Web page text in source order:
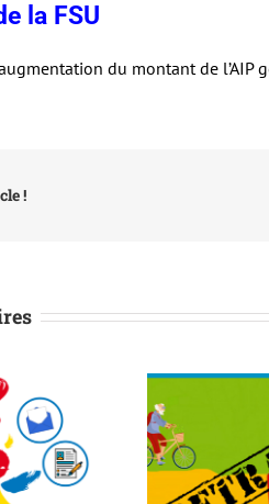
la FSU
du montant de l’AIP
!